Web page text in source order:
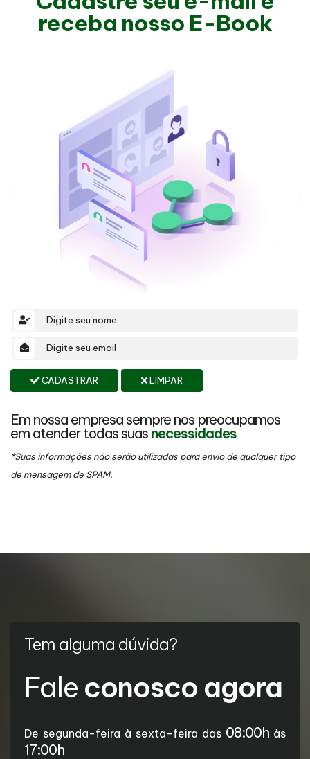
receba nosso E-Book
CADASTRAR LIMPAR
Em nossa empresa sempre nos preocupamos
em atender todas suas necessidades
*Suas informações não serão utilizadas para envio de qualquer tipo
de mensagem de SPAM.
Tem alguma dúvida?
Fale conosco agora
De segunda-feira à sexta-feira das 08:00h às
17:00h